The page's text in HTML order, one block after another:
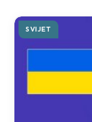
SVIJET